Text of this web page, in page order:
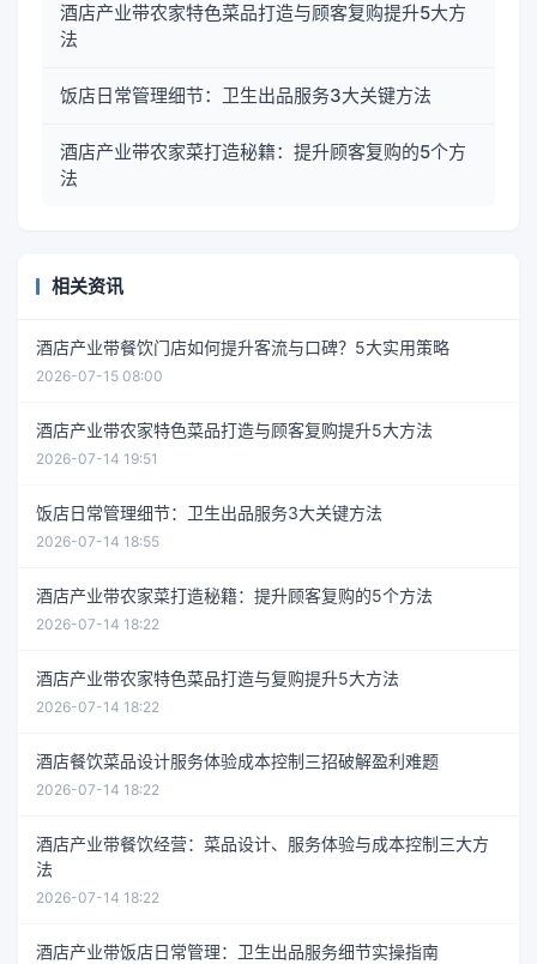
酒店产业带农家特色菜品打造与顾客复购提升5大方
法
饭店日常管理细节：卫生出品服务3大关键方法
酒店产业带农家菜打造秘籍：提升顾客复购的5个方
法
相关资讯
酒店产业带餐饮门店如何提升客流与口碑？5大实用策略
2026-07-15 08:00
酒店产业带农家特色菜品打造与顾客复购提升5大方法
2026-07-14 19:51
饭店日常管理细节：卫生出品服务3大关键方法
2026-07-14 18:55
酒店产业带农家菜打造秘籍：提升顾客复购的5个方法
2026-07-14 18:22
酒店产业带农家特色菜品打造与复购提升5大方法
2026-07-14 18:22
酒店餐饮菜品设计服务体验成本控制三招破解盈利难题
2026-07-14 18:22
酒店产业带餐饮经营：菜品设计、服务体验与成本控制三大方
法
2026-07-14 18:22
酒店产业带饭店日常管理：卫生出品服务细节实操指南